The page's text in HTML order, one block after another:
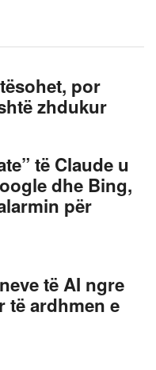
por
zhdukur
të Claude u
dhe Bing,
për
të AI ngre
të ardhmen e